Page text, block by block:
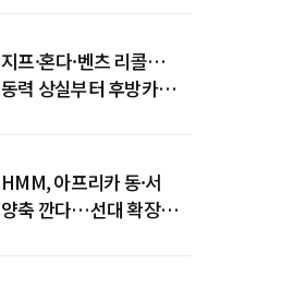
지프·혼다·벤츠 리콜…
동력 상실부터 후방카메라
HMM, 아프리카 동·서
양축 깐다…선대 확장